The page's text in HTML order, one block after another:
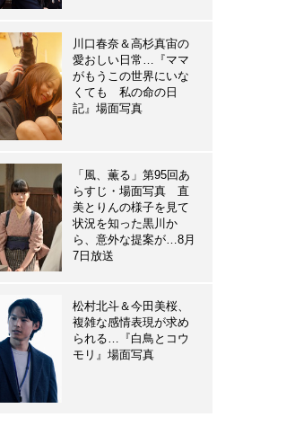
川口春奈＆高杉真宙の
愛おしい日常…『ママ
がもうこの世界にいな
くても 私の命の日
記』場面写真
「風、薫る」第95回あ
らすじ・場面写真 直
美とりんの様子を見て
状況を知った黒川か
ら、意外な提案が…8月
7日放送
松村北斗＆今田美桜、
複雑な感情表現が求め
られる…『白鳥とコウ
モリ』場面写真